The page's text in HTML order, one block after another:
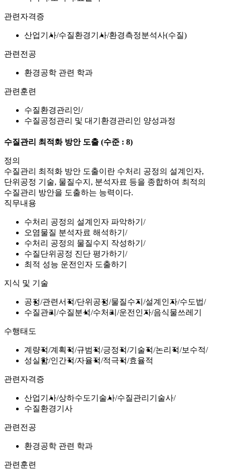
관련자격증
산업기사 수질환경기사 환경측정분석사(수질)
관련전공
환경공학 관련 학과
관련훈련
수질환경관리인
수질공정관리 및 대기환경관리인 양성과정
수질관리 최적화 방안 도출 (수준 : 8)
정의
수질관리 최적화 방안 도출이란 수처리 공정의 설계인자,
단위공정 기술, 물질수지, 분석자료 등을 종합하여 최적의
수질관리 방안을 도출하는 능력이다.
직무내용
수처리 공정의 설계인자 파악하기
오염물질 분석자료 해석하기
수처리 공정의 물질수지 작성하기
수질단위공정 진단 평가하기
최적 성능 운전인자 도출하기
지식 및 기술
공정 관련서적 단위공정 물질수지 설계인자 수도법
수질관리 수질분석 수처리 운전인자 음식물쓰레기
수행태도
계량적 계획적 규범적 긍정적 기술적 논리적 보수적
성실함 인간적 자율적 적극적 효율적
관련자격증
산업기사 상하수도기술사 수질관리기술사
수질환경기사
관련전공
환경공학 관련 학과
관련훈련